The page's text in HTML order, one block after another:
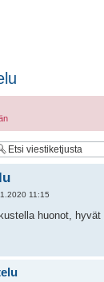
11:15
huonot,